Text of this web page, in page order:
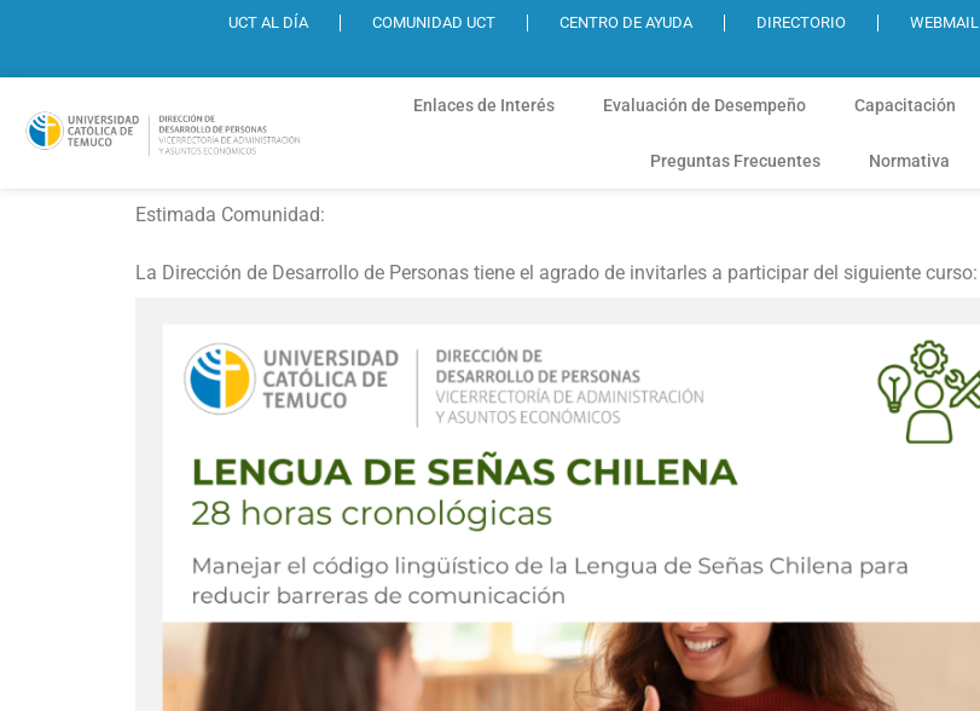
UCT AL DÍA COMUNIDAD UCT CENTRO DE AYUDA DIRECTORIO WEBMAIL
Enlaces de Interés Evaluación de Desempeño Capacitación
Preguntas Frecuentes Normativa
Estimada Comunidad:
La Dirección de Desarrollo de Personas tiene el agrado de invitarles a participar del siguiente curso: